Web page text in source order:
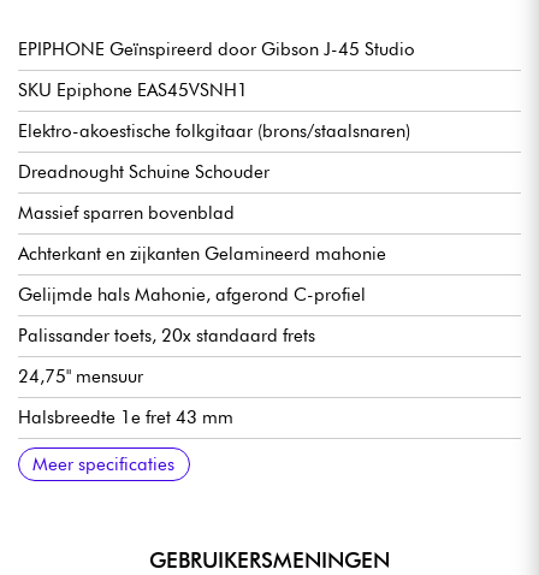
EPIPHONE Geïnspireerd door Gibson J-45 Studio
SKU Epiphone EAS45VSNH1
Elektro-akoestische folkgitaar (brons/staalsnaren)
Dreadnought Schuine Schouder
Massief sparren bovenblad
Achterkant en zijkanten Gelamineerd mahonie
Gelijmde hals Mahonie, afgerond C-profiel
Palissander toets, 20x standaard frets
24,75" mensuur
Halsbreedte 1e fret 43 mm
Fishman Presys VT voorversterker (volume/toon in klankgat)
Epiphone brug
Epiphone Drie-op-een-Plaat stemmechanieken met Ivory
Plastic Knop
Hoogglans afwerking
Verkocht met Epiphone Premium Gigbag
Meer specificaties
GEBRUIKERSMENINGEN